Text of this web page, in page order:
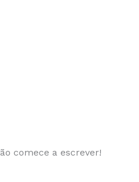
comece a escrever!